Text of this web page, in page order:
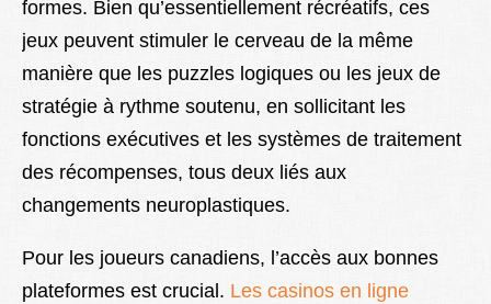
formes. Bien qu’essentiellement récréatifs, ces
jeux peuvent stimuler le cerveau de la même
manière que les puzzles logiques ou les jeux de
stratégie à rythme soutenu, en sollicitant les
fonctions exécutives et les systèmes de traitement
des récompenses, tous deux liés aux
changements neuroplastiques.
Pour les joueurs canadiens, l’accès aux bonnes
plateformes est crucial. Les casinos en ligne